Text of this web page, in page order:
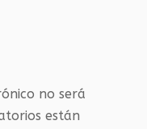
no será
están